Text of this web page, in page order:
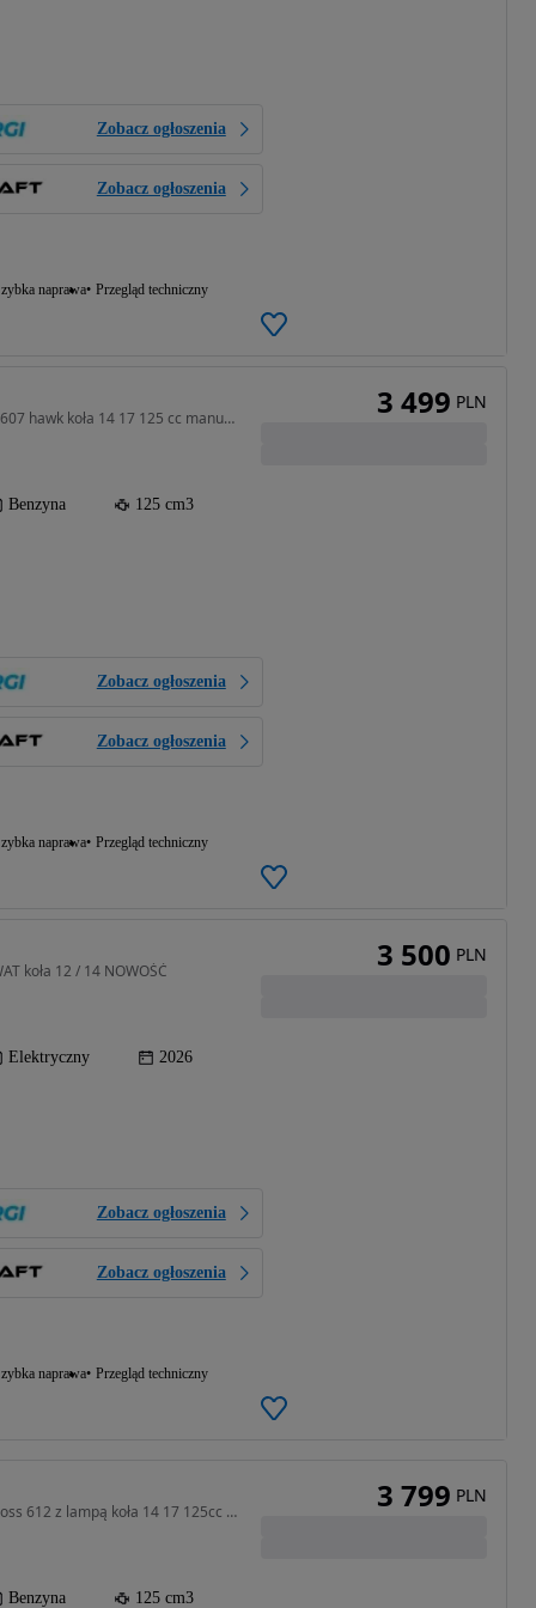
Zobacz ogłoszenia
Zobacz ogłoszenia
naprawa Przegląd techniczny
125 cm3 • 14 KM • cross 607 hawk koła 14 17 125 cc manual estart 4 biegi
Benzyna 125 cm3
Zobacz ogłoszenia
Zobacz ogłoszenia
naprawa Przegląd techniczny
3 499 PLN
koła 12 / 14 NOWOŚĆ
Elektryczny 2026
Zobacz ogłoszenia
Zobacz ogłoszenia
naprawa Przegląd techniczny
3 500 PLN
125 cm3 • 14 KM • pro cross 612 z lampą koła 14 17 125cc el start WYSYŁKA GRATIS
Benzyna 125 cm3
3 799 PLN